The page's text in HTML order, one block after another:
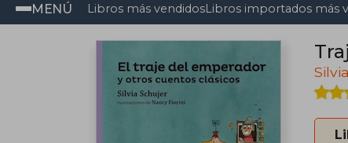
MENÚ Libros más vendidosLibros importados más